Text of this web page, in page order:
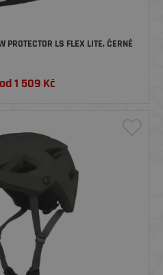
PROTECTOR LS FLEX LITE, ČERNÉ
od1 509 Kč